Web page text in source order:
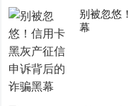
别被忽悠
幕